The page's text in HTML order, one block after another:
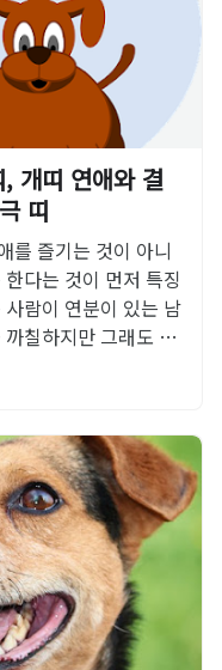
개띠 연애와 결
띠
를 즐기는 것이 아니
다는 것이 먼저 특징
람이 연분이 있는 남
까칠하지만 그래도 …